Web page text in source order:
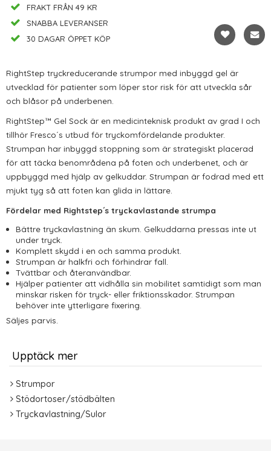
FRAKT FRÅN 49 KR
SNABBA LEVERANSER
30 DAGAR ÖPPET KÖP
RightStep tryckreducerande strumpor med inbyggd gel är
utvecklad för patienter som löper stor risk för att utveckla sår
och blåsor på underbenen.
RightStep™ Gel Sock är en medicinteknisk produkt av grad I och
tillhör Fresco´s utbud för tryckomfördelande produkter.
Strumpan har inbyggd stoppning som är strategiskt placerad
för att täcka benområdena på foten och underbenet, och är
uppbyggd med hjälp av gelkuddar. Strumpan är fodrad med ett
mjukt tyg så att foten kan glida in lättare.
Fördelar med Rightstep´s tryckavlastande strumpa
Bättre tryckavlastning än skum. Gelkuddarna pressas inte ut
under tryck.
Komplett skydd i en och samma produkt.
Strumpan är halkfri och förhindrar fall.
Tvättbar och återanvändbar.
Hjälper patienter att vidhålla sin mobilitet samtidigt som man
minskar risken för tryck- eller friktionsskador. Strumpan
behöver inte ytterligare fixering.
Säljes parvis.
Upptäck mer
Strumpor
Stödortoser/stödbälten
Tryckavlastning/Sulor